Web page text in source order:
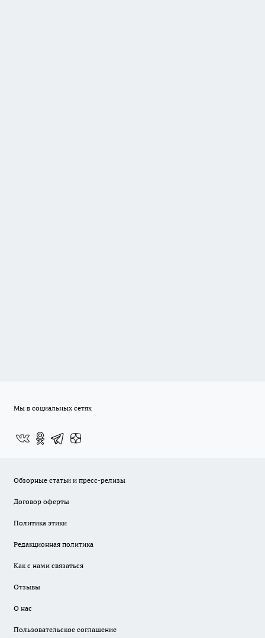
Мы в социальных сетях
Обзорные статьи и пресс-релизы
Договор оферты
Политика этики
Редакционная политика
Как с нами связаться
Отзывы
О нас
Пользовательское соглашение